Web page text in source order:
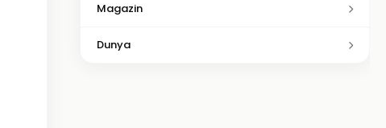
Magazin
Dunya